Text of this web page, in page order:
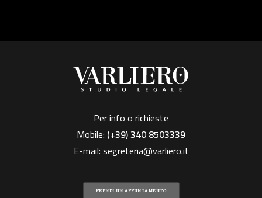
Per info o richieste
Mobile: (+39)340 8503339
E-mail:segreteria@varliero.it
PRENDI UN APPUNTAMENTO